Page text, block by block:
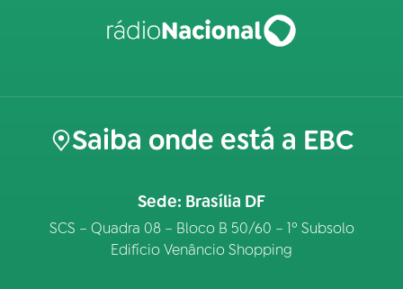
Saiba onde está a EBC
Sede: Brasília DF
SCS – Quadra 08 – Bloco B 50/60 – 1º Subsolo
Edifício Venâncio Shopping